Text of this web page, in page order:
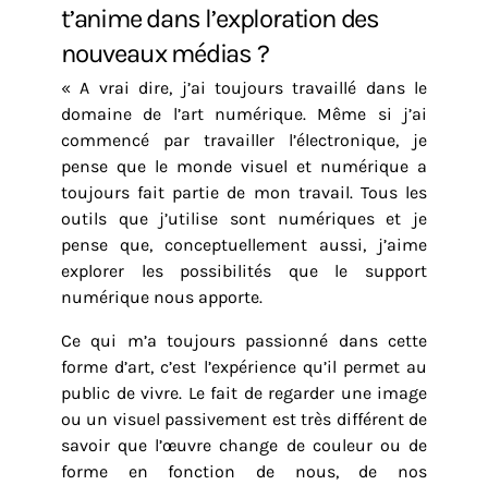
t’anime dans l’exploration des
nouveaux médias ?
« A vrai dire, j’ai toujours travaillé dans le
domaine de l’art numérique. Même si j’ai
commencé par travailler l’électronique, je
pense que le monde visuel et numérique a
toujours fait partie de mon travail. Tous les
outils que j’utilise sont numériques et je
pense que, conceptuellement aussi, j’aime
explorer les possibilités que le support
numérique nous apporte.
Ce qui m’a toujours passionné dans cette
forme d’art, c’est l’expérience qu’il permet au
public de vivre. Le fait de regarder une image
ou un visuel passivement est très différent de
savoir que l’œuvre change de couleur ou de
forme en fonction de nous, de nos